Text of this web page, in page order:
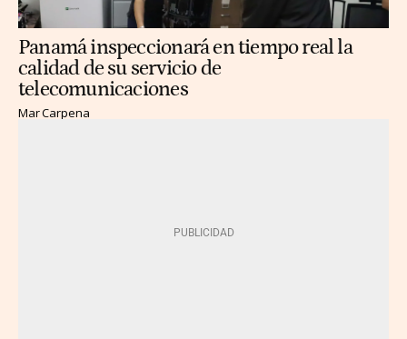
Panamá inspeccionará en tiempo real la
calidad de su servicio de
telecomunicaciones
Mar Carpena